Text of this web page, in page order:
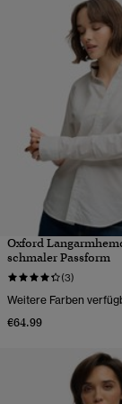
Oxford
schmaler Passform
(3)
Weitere Farben
€64.99